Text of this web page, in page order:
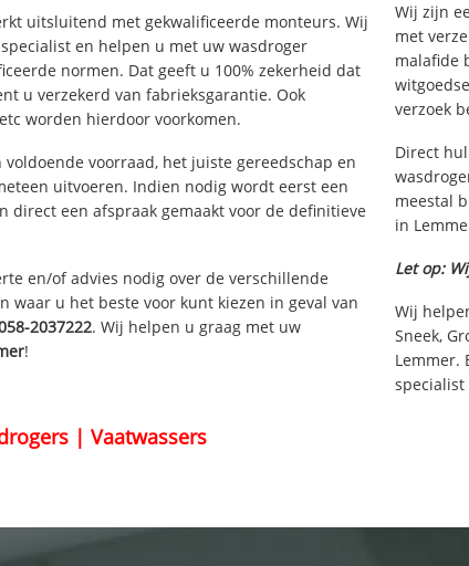
uitsluitend met gekwalificeerde monteurs. Wij
en helpen u met uw wasdroger
normen. Dat geeft u 100% zekerheid dat
u verzekerd van fabrieksgarantie. Ook
worden hierdoor voorkomen.
voldoende voorraad, het juiste gereedschap en
uitvoeren. Indien nodig wordt eerst een
direct een afspraak gemaakt voor de definitieve
en/of advies nodig over de verschillende
waar u het beste voor kunt kiezen in geval van
2037222. Wij helpen u graag met uw
!
| Vaatwassers
Wij zijn
met
malafide
verzoek
Direct
meestal
in
Let op:
Wij
Sneek,
Lemmer.
specialist